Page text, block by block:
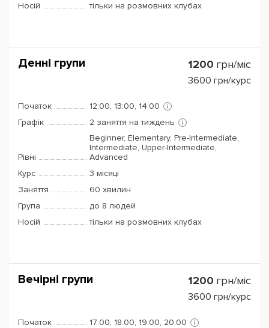
Носій
тільки на розмовних клубах
Денні групи 1200 грн/міс
3600 грн/курс
Початок
12:00, 13:00, 14:00
Графік
2 заняття на тиждень
Рівні
Beginner, Elementary, Pre-Intermediate,
Intermediate, Upper-Intermediate,
Advanced
Курс
3 місяці
Заняття
60 хвилин
Група
до 8 людей
Носій
тільки на розмовних клубах
Вечірні групи 1200 грн/міс
3600 грн/курс
Початок
17:00, 18:00, 19:00, 20:00